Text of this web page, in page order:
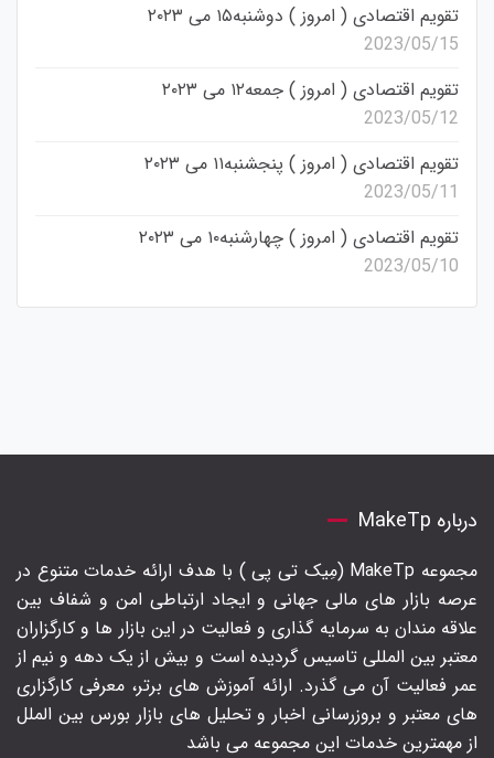
تقویم اقتصادی ( امروز ) دوشنبه۱۵ می ۲۰۲۳
2023/05/15
تقویم اقتصادی ( امروز ) جمعه۱۲ می ۲۰۲۳
2023/05/12
تقویم اقتصادی ( امروز ) پنجشنبه۱۱ می ۲۰۲۳
2023/05/11
تقویم اقتصادی ( امروز ) چهارشنبه۱۰ می ۲۰۲۳
2023/05/10
درباره MakeTp
مجموعه MakeTp (مِیک تی پی ) با هدف ارائه خدمات متنوع در
عرصه بازار های مالی جهانی و ایجاد ارتباطی امن و شفاف بین
علاقه مندان به سرمایه گذاری و فعالیت در این بازار ها و کارگزاران
معتبر بین المللی تاسیس گردیده است و بیش از یک دهه و نیم از
عمر فعالیت آن می گذرد. ارائه آموزش های برتر‍، معرفی کارگزاری
های معتبر و بروزرسانی اخبار و تحلیل های بازار بورس بین الملل
از مهمترین خدمات این مجموعه می باشد